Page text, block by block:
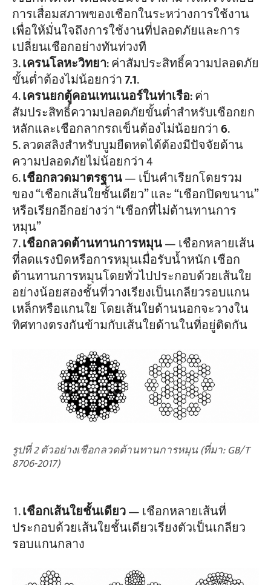
การเสื่อมสภาพของเชือกในระหว่างการใช้งาน
เพื่อให้มั่นใจถึงการใช้งานที่ปลอดภัยและการ
เปลี่ยนเชือกอย่างทันท่วงที
เครนโลหะวิทยา: ค่าสัมประสิทธิ์ความปลอดภัย
ขั้นต่ำต้องไม่น้อยกว่า7.1.
เครนยกตู้คอนเทนเนอร์ในท่าเรือ: ค่า
สัมประสิทธิ์ความปลอดภัยขั้นต่ำสำหรับเชือกยก
หลักและเชือกลากรถเข็นต้องไม่น้อยกว่า6.
ลวดสลิงสำหรับบูมยืดหดได้ต้องมีปัจจัยด้าน
ความปลอดภัยไม่น้อยกว่า 4
เชือกลวดมาตรฐาน— เป็นคำเรียกโดยรวม
ของ “เชือกเส้นใยชั้นเดียว” และ “เชือกปิดขนาน”
หรือเรียกอีกอย่างว่า “เชือกที่ไม่ต้านทานการ
หมุน”
เชือกลวดต้านทานการหมุน— เชือกหลายเส้น
ที่ลดแรงบิดหรือการหมุนเมื่อรับน้ำหนัก เชือก
ต้านทานการหมุนโดยทั่วไปประกอบด้วยเส้นใย
อย่างน้อยสองชั้นที่วางเรียงเป็นเกลียวรอบแกน
เหล็กหรือแกนใย โดยเส้นใยด้านนอกจะวางใน
ทิศทางตรงกันข้ามกับเส้นใยด้านในที่อยู่ติดกัน
รูปที่ 2 ตัวอย่างเชือกลวดต้านทานการหมุน (ที่มา: GB/T
8706-2017)
เชือกเส้นใยชั้นเดียว— เชือกหลายเส้นที่
ประกอบด้วยเส้นใยชั้นเดียวเรียงตัวเป็นเกลียว
รอบแกนกลาง